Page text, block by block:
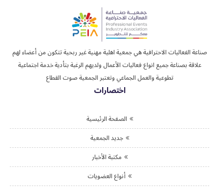
صناعة الفعاليات الاحترافية هي جمعية اهلية مهنية غير ربحية تتكون من أعضاء لهم
علاقة بصناعة جميع انواع فعاليات الأعمال ولديهم الرغبة بتأدية خدمة اجتماعية
تطوعية والعمل الجماعي وتعتبر الجمعية صوت القطاع
اختصارات
الصفحة الرئيسية
جديد الجمعية
مكتبة الأخبار
أنواع العضويات